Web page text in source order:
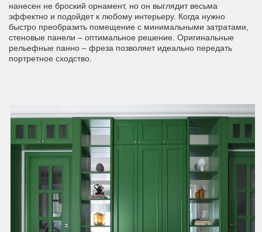
нанесен не броский орнамент, но он выглядит весьма
эффектно и подойдет к любому интерьеру. Когда нужно
быстро преобразить помещение с минимальными затратами,
стеновые панели – оптимальное решение. Оригинальные
рельефные панно – фреза позволяет идеально передать
портретное сходство.